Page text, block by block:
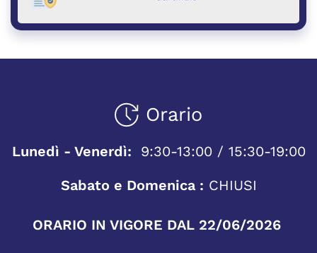
Orario
Lunedì - Venerdì:
9:30-13:00 / 15:30-19:00
Sabato e Domenica : CHIUSI
ORARIO IN VIGORE DAL 22/06/2026